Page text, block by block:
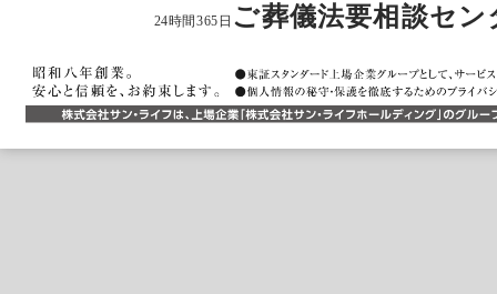
24時間365日 ご葬儀法要相談セン